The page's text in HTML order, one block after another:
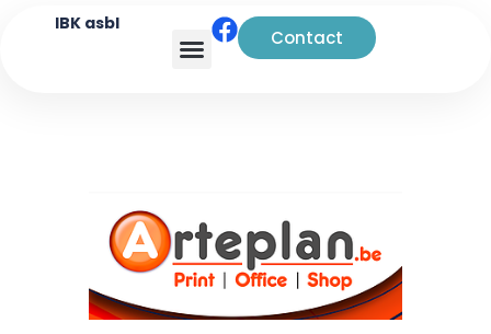
IBK asbl
Contact